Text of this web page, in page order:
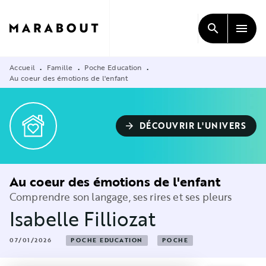
CONTENU
search menu
Accueil • Famille • Poche Education •
Au coeur des émotions de l'enfant
arrow_forward DÉCOUVRIR L'UNIVERS
Au coeur des émotions de l'enfant
Comprendre son langage, ses rires et ses pleurs
Isabelle Filliozat
07/01/2026 POCHE EDUCATION POCHE